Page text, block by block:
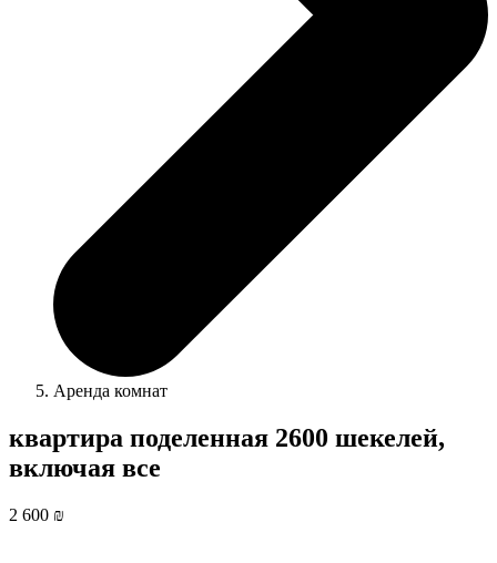
Аренда комнат
квартира поделенная 2600 шекелей,
включая все
2 600 ₪